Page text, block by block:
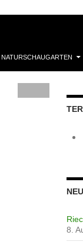
NATURSCHAUGARTEN
8.